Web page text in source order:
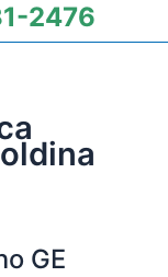
2476
GE